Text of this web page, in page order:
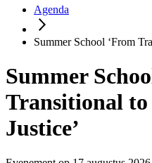
Agenda
Summer School ‘From
Summer
Transitional
Justice’